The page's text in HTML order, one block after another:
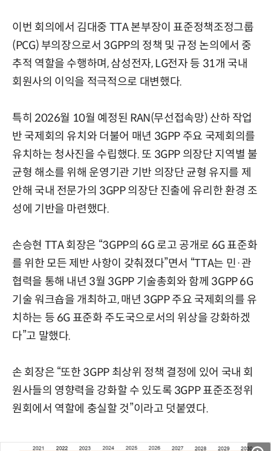
이번 회의에서 김대중 TTA 본부장이 표준정책조정그룹
(PCG) 부의장으로서 3GPP의 정책 및 규정 논의에서 중
추적 역할을 수행하며, 삼성전자, LG전자 등 31개 국내
회원사의 이익을 적극적으로 대변했다.
특히 2026월 10월 예정된 RAN(무선접속망) 산하 작업
반 국제회의 유치와 더불어 매년 3GPP 주요 국제회의를
유치하는 청사진을 수립했다. 또 3GPP 의장단 지역별 불
균형 해소를 위해 운영기관 기반 의장단 균형 유지를 제
안해 국내 전문가의 3GPP 의장단 진출에 유리한 환경 조
성에 기반을 마련했다.
손승현 TTA 회장은 “3GPP의 6G 로고 공개로 6G 표준화
를 위한 모든 제반 사항이 갖춰졌다”면서 “TTA는 민·관
협력을 통해 내년 3월 3GPP 기술총회와 함께 3GPP 6G
기술 워크숍을 개최하고, 매년 3GPP 주요 국제회의를 유
치하는 등 6G 표준화 주도국으로서의 위상을 강화하겠
다”고 말했다.
손 회장은 “또한 3GPP 최상위 정책 결정에 있어 국내 회
원사들의 영향력을 강화할 수 있도록 3GPP 표준조정위
원회에서 역할에 충실할 것”이라고 덧붙였다.